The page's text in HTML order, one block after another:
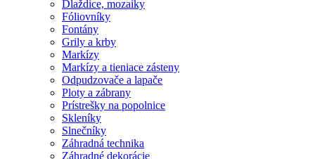
Dlaždice, mozaiky
Fóliovníky
Fontány
Grily a krby
Markízy
Markízy a tieniace zásteny
Odpudzovače a lapače
Ploty a zábrany
Prístrešky na popolnice
Skleníky
Slnečníky
Záhradná technika
Záhradné dekorácie